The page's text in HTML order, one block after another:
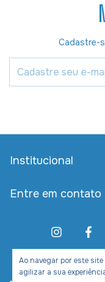
Ao navegar por este site
agilizar a sua
Cadastre-
Institucional
Entre em contato